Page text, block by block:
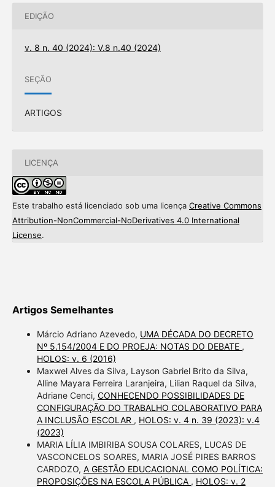
EDIÇÃO
v. 8 n. 40 (2024): V.8 n.40 (2024)
SEÇÃO
ARTIGOS
LICENÇA
Este trabalho está licenciado sob uma licença Creative Commons
Attribution-NonCommercial-NoDerivatives 4.0 International
License.
Artigos Semelhantes
Márcio Adriano Azevedo, UMA DÉCADA DO DECRETO
Nº 5.154/2004 E DO PROEJA: NOTAS DO DEBATE ,
HOLOS: v. 6 (2016)
Maxwel Alves da Silva, Layson Gabriel Brito da Silva,
Alline Mayara Ferreira Laranjeira, Lilian Raquel da Silva,
Adriane Cenci, CONHECENDO POSSIBILIDADES DE
CONFIGURAÇÃO DO TRABALHO COLABORATIVO PARA
A INCLUSÃO ESCOLAR , HOLOS: v. 4 n. 39 (2023): v.4
(2023)
MARIA LÍLIA IMBIRIBA SOUSA COLARES, LUCAS DE
VASCONCELOS SOARES, MARIA JOSÉ PIRES BARROS
CARDOZO, A GESTÃO EDUCACIONAL COMO POLÍTICA:
PROPOSIÇÕES NA ESCOLA PÚBLICA , HOLOS: v. 2